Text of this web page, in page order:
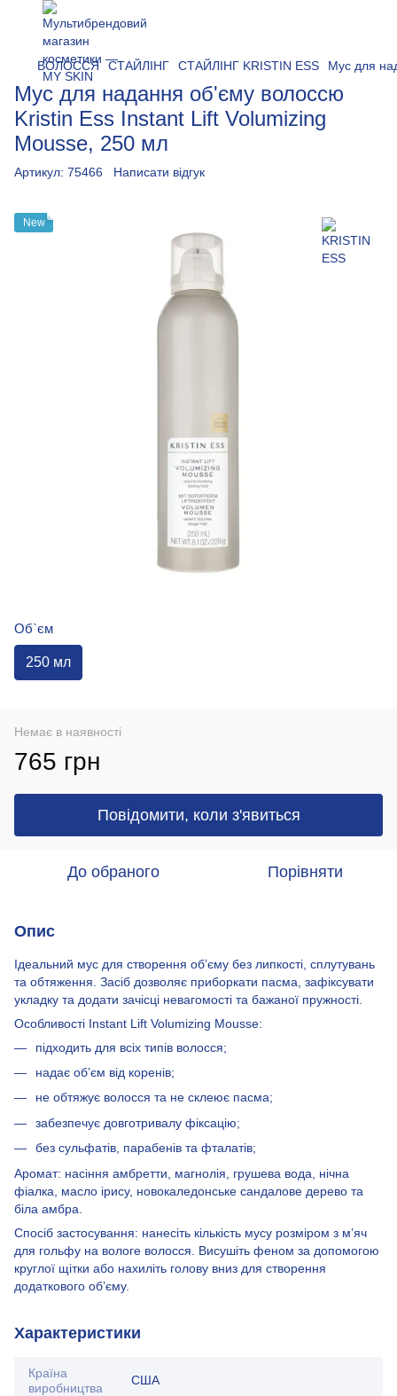
ВОЛОССЯ СТАЙЛІНГ СТАЙЛІНГ KRISTIN ESS Мус для
Мус для надання об'єму волоссю
Kristin Ess Instant Lift Volumizing
Mousse, 250 мл
Артикул: 75466 Написати відгук
New
Об`єм
250 мл
Немає в наявності
765 грн
Повідомити, коли з'явиться
До обраного Порівняти
Опис
Ідеальний мус для створення об’єму без липкості, сплутувань
та обтяження. Засіб дозволяє приборкати пасма, зафіксувати
укладку та додати зачісці невагомості та бажаної пружності.
Особливості Instant Lift Volumizing Mousse:
підходить для всіх типів волосся;
надає об’єм від коренів;
не обтяжує волосся та не склеює пасма;
забезпечує довготривалу фіксацію;
без сульфатів, парабенів та фталатів;
Аромат: насіння амбретти, магнолія, грушева вода, нічна
фіалка, масло ірису, новокаледонське сандалове дерево та
біла амбра.
Спосіб застосування: нанесіть кількість мусу розміром з м’яч
для гольфу на вологе волосся. Висушіть феном за допомогою
круглої щітки або нахиліть голову вниз для створення
додаткового об’єму.
Характеристики
Країна
виробництва
США